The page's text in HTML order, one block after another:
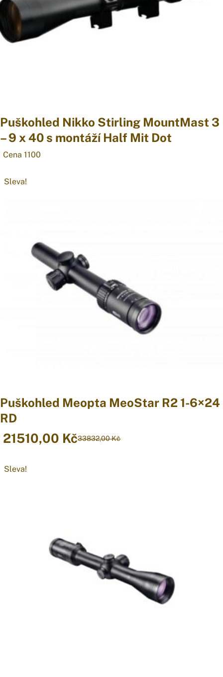
Puškohled Nikko Stirling MountMast 3
– 9 x 40 s montáží Half Mit Dot
Cena 1100
Sleva!
Puškohled Meopta MeoStar R2 1-6×24
RD
33832,00Kč
Original
was:
21510,00 Kč
Current
is:
Sleva!